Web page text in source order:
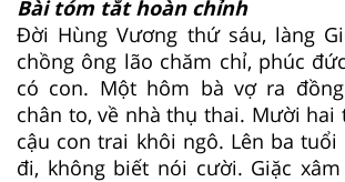
Bài tóm tắt hoàn chỉnh
Đời Hùng Vương thứ sáu, làng
chồng ông lão chăm chỉ, phúc
có con. Một hôm bà vợ ra
chân to, về nhà thụ thai. Mười hai
cậu con trai khôi ngô. Lên ba
đi, không biết nói cười. Giặc